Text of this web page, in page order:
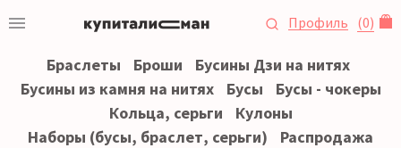
Профиль (0)
Браслеты Броши
Бусины Дзи на нитях
Бусины из камня на нитях
Бусы
Бусы - чокеры
Кольца, серьги
Кулоны
Наборы (бусы, браслет, серьги)
Распродажа